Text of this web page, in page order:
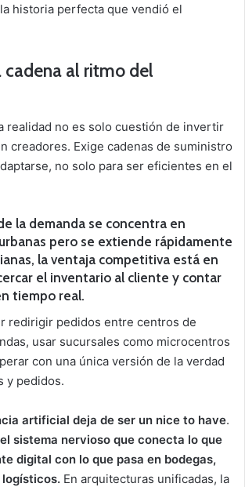
historia perfecta que vendió el
cadena al ritmo del
realidad no es solo cuestión de invertir
creadores. Exige cadenas de suministro
no solo para ser eficientes en el
la demanda se concentra en
pero se extiende rápidamente
la ventaja competitiva está en
el inventario al cliente y contar
tiempo real.
redirigir pedidos entre centros de
usar sucursales como microcentros
con una única versión de la verdad
y pedidos.
artificial deja de ser un nice to have.
sistema nervioso que conecta lo que
digital con lo que pasa en bodegas,
En arquitecturas unificadas, la